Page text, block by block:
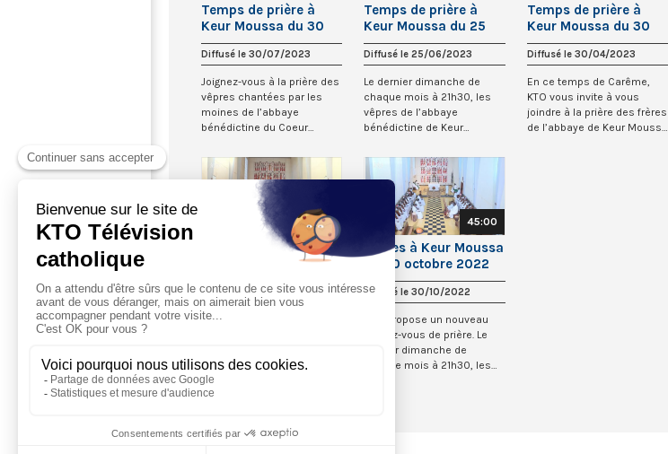
Temps de prière à
Keur Moussa du 30
juillet 2023
Diffusé le 30/07/2023
Joignez-vous à la prière des
vêpres chantées par les
moines de l’abbaye
bénédictine du Coeur
Temps de prière à
Keur Moussa du 25
juin 2023
Diffusé le 25/06/2023
Le dernier dimanche de
chaque mois à 21h30, les
vêpres de l’abbaye
bénédictine de Keur
re...
Temps de prière à
Keur Moussa du 30
avril 2023
Diffusé le 30/04/2023
En ce temps de Carême,
KTO vous invite à vous
joindre à la prière des frères
de l’abbaye de Keur Moussa
Vêpres à Keur Moussa
du 27 novembre 2022
Diffusé le 27/11/2022
Le dernier dimanche de
bénédictine de Keur
Moussa au Sénégal sont
re...
45:00
Vêpres à Keur Moussa
du 30 octobre 2022
Diffusé le 30/10/2022
KTO propose un nouveau
rendez-vous de prière. Le
dernier dimanche de
chaque mois à 21h30, les